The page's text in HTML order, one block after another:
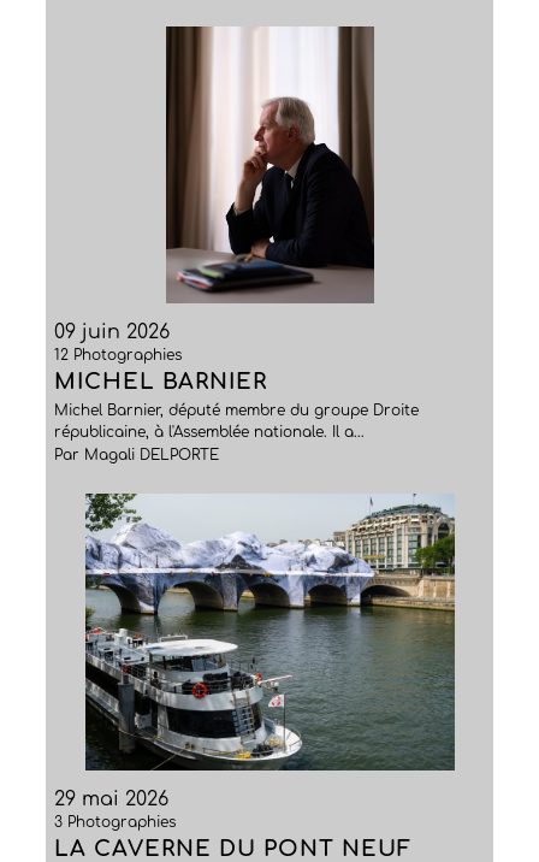
09 juin 2026
12 Photographies
MICHEL BARNIER
Michel Barnier, député membre du groupe Droite
républicaine, à l'Assemblée nationale. Il a...
Par Magali DELPORTE
29 mai 2026
3 Photographies
LA CAVERNE DU PONT NEUF